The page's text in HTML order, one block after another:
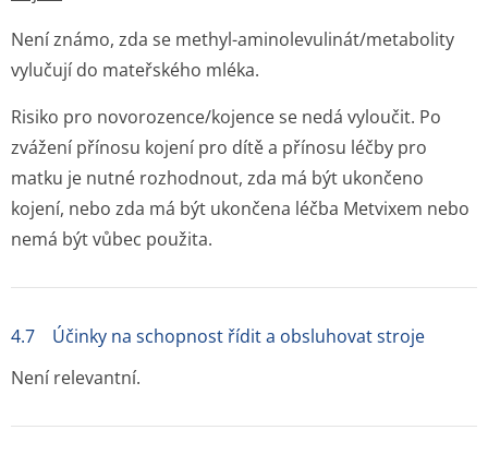
Není známo, zda se methyl-aminolevulinát/me­tabolity
vylučují do mateřského mléka.
Risiko pro novorozence/kojence se nedá vyloučit. Po
zvážení přínosu kojení pro dítě a přínosu léčby pro
matku je nutné rozhodnout, zda má být ukončeno
kojení, nebo zda má být ukončena léčba Metvixem nebo
nemá být vůbec použita.
4.7 Účinky na schopnost řídit a obsluhovat stroje
Není relevantní.